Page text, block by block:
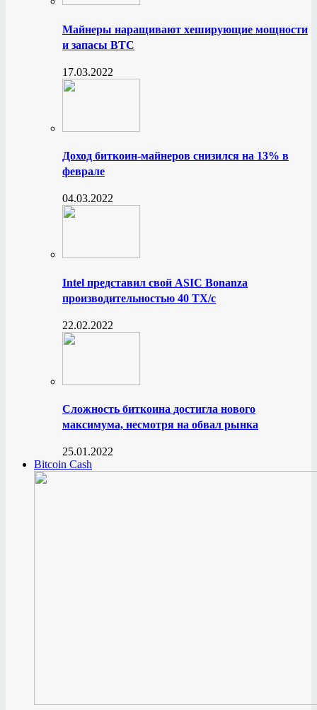
Майнеры наращивают хеширующие мощности
и запасы BTC
17.03.2022
Доход биткоин-майнеров снизился на 13% в
феврале
04.03.2022
Intel представил свой ASIC Bonanza
производительностью 40 ТХ/с
22.02.2022
Сложность биткоина достигла нового
максимума, несмотря на обвал рынка
25.01.2022
Bitcoin Cash